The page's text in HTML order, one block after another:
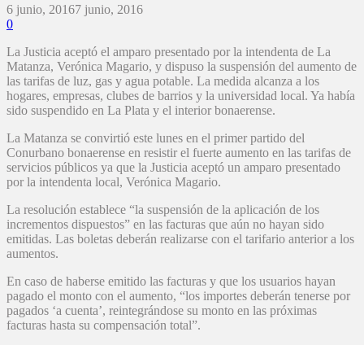
6 junio, 20167 junio, 2016
0
La Justicia aceptó el amparo presentado por la intendenta de La
Matanza, Verónica Magario, y dispuso la suspensión del aumento de
las tarifas de luz, gas y agua potable. La medida alcanza a los
hogares, empresas, clubes de barrios y la universidad local. Ya había
sido suspendido en La Plata y el interior bonaerense.
La Matanza se convirtió este lunes en el primer partido del
Conurbano bonaerense en resistir el fuerte aumento en las tarifas de
servicios públicos ya que la Justicia aceptó un amparo presentado
por la intendenta local, Verónica Magario.
La resolución establece “la suspensión de la aplicación de los
incrementos dispuestos” en las facturas que aún no hayan sido
emitidas. Las boletas deberán realizarse con el tarifario anterior a los
aumentos.
En caso de haberse emitido las facturas y que los usuarios hayan
pagado el monto con el aumento, “los importes deberán tenerse por
pagados ‘a cuenta’, reintegrándose su monto en las próximas
facturas hasta su compensación total”.